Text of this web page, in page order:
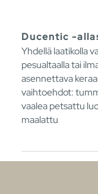
Ducentic -
Yhdellä laatikolla
pesualtaalla tai
asennettava
vaihtoehdot:
vaalea petsattu
maalattu